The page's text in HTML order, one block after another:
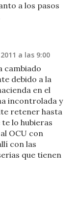
a los pasos
a las 9:00
cambiado
debido a la
en el
incontrolada y
retener hasta
lo hubieras
OCU con
con las
que tienen